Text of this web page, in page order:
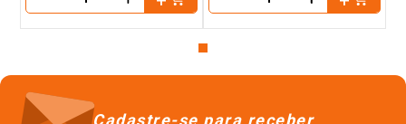
Cadastre-se para receber